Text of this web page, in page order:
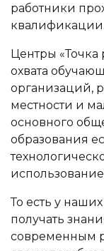
работники
квалификации.
Центры
охвата
организаций,
местности и
основного
образования
То есть у
получать
современным